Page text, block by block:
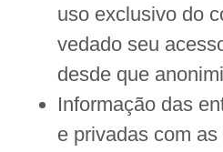
uso exclusivo do
vedado seu
desde que
Informação das
e privadas com as